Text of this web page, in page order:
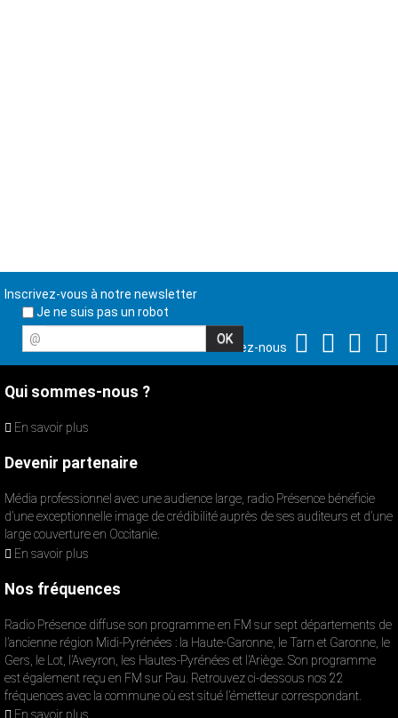
Inscrivez-vous à notre newsletter
Je ne suis pas un robot
@
Suivez-nous
Qui sommes-nous ?
En savoir plus
Devenir partenaire
Média professionnel avec une audience large, radio Présence bénéficie
d’une exceptionnelle image de crédibilité auprès de ses auditeurs et d’une
large couverture en Occitanie.
En savoir plus
Nos fréquences
Radio Présence diffuse son programme en FM sur sept départements de
l’ancienne région Midi-Pyrénées : la Haute-Garonne, le Tarn et Garonne, le
Gers, le Lot, l’Aveyron, les Hautes-Pyrénées et l’Ariège. Son programme
est également reçu en FM sur Pau. Retrouvez ci-dessous nos 22
fréquences avec la commune où est situé l’émetteur correspondant.
En savoir plus